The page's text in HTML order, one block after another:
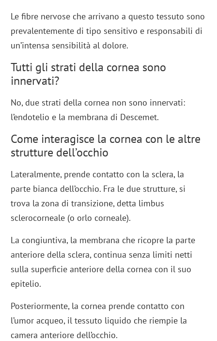
Le fibre nervose che arrivano a questo tessuto sono
prevalentemente di tipo sensitivo e responsabili di
un’intensa sensibilità al dolore.
Tutti gli strati della cornea sono
innervati?
No, due strati della cornea non sono innervati:
l’endotelio e la membrana di Descemet.
Come interagisce la cornea con le altre
strutture dell’occhio
Lateralmente, prende contatto con la sclera, la
parte bianca dell’occhio. Fra le due strutture, si
trova la zona di transizione, detta limbus
sclerocorneale (o orlo corneale).
La congiuntiva, la membrana che ricopre la parte
anteriore della sclera, continua senza limiti netti
sulla superficie anteriore della cornea con il suo
epitelio.
Posteriormente, la cornea prende contatto con
l’umor acqueo, il tessuto liquido che riempie la
camera anteriore dell’occhio.